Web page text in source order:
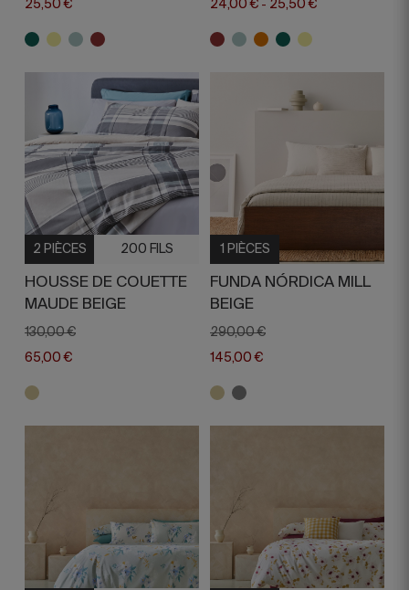
25,50 €
24,00 € - 25,50 €
2 PIÈCES 200 FILS
HOUSSE DE COUETTE
MAUDE BEIGE
130,00 €
65,00 €
1 PIÈCES
FUNDA NÓRDICA MILL
BEIGE
290,00 €
145,00 €